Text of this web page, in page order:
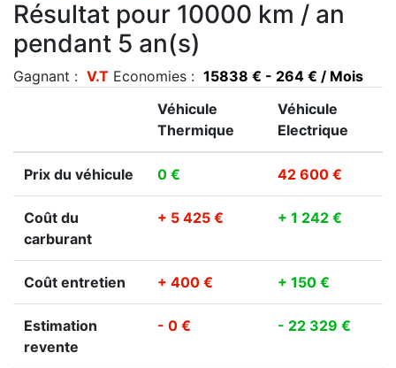
Résultat pour 10000 km / an
pendant 5 an(s)
Gagnant : V.T Economies : 15838 € - 264 € / Mois
Véhicule
Thermique
Véhicule
Electrique
Prix du véhicule 0 € 42 600 €
Coût du
carburant
+ 5 425 € + 1 242 €
Coût entretien + 400 € + 150 €
Estimation
revente
- 0 € - 22 329 €